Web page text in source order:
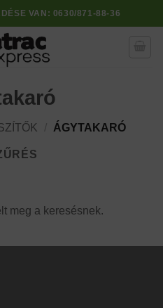
VAN: 0630/871-88-36
ÁGYTAKARÓ
meg a keresésnek.